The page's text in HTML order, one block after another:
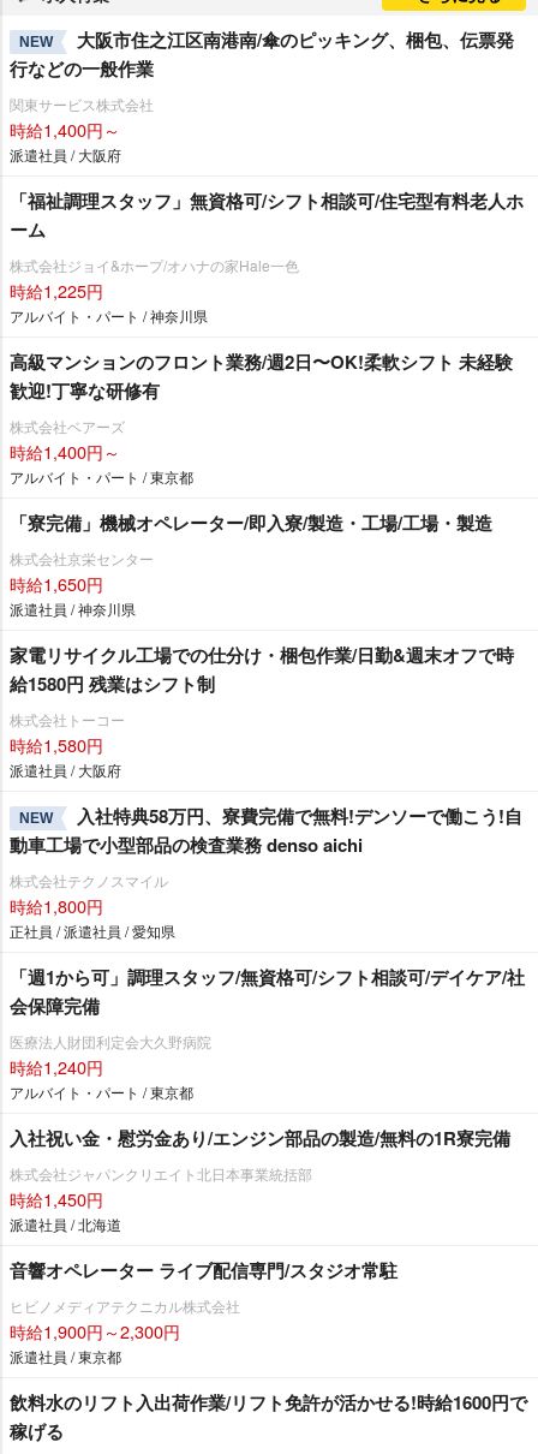
NEW
大阪市住之江区南港南/傘のピッキング、梱包、伝票発
行などの一般作業
関東サービス株式会社
時給1,400円～
派遣社員 / 大阪府
「福祉調理スタッフ」無資格可/シフト相談可/住宅型有料老人ホ
ーム
株式会社ジョイ&ホープ/オハナの家Hale一色
時給1,225円
アルバイト・パート / 神奈川県
⾼級マンションのフロント業務/週2⽇〜OK!柔軟シフト 未経験
歓迎!丁寧な研修有
株式会社ベアーズ
時給1,400円～
アルバイト・パート / 東京都
「寮完備」機械オペレーター/即入寮/製造・工場/工場・製造
株式会社京栄センター
時給1,650円
派遣社員 / 神奈川県
家電リサイクル工場での仕分け・梱包作業/日勤&週末オフで時
給1580円 残業はシフト制
株式会社トーコー
時給1,580円
派遣社員 / 大阪府
NEW
入社特典58万円、寮費完備で無料!デンソーで働こう!自
動車工場で小型部品の検査業務 denso aichi
株式会社テクノスマイル
時給1,800円
正社員 / 派遣社員 / 愛知県
「週1から可」調理スタッフ/無資格可/シフト相談可/デイケア/社
会保障完備
医療法人財団利定会大久野病院
時給1,240円
アルバイト・パート / 東京都
入社祝い金・慰労金あり/エンジン部品の製造/無料の1R寮完備
株式会社ジャパンクリエイト北日本事業統括部
時給1,450円
派遣社員 / 北海道
音響オペレーター ライブ配信専門/スタジオ常駐
ヒビノメディアテクニカル株式会社
時給1,900円～2,300円
派遣社員 / 東京都
飲料水のリフト入出荷作業/リフト免許が活かせる!時給1600円で
稼げる